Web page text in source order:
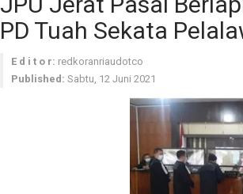
PD Tuah Sekata
E d i t o r: redkoranriaudotco
Published: Sabtu, 12 Juni 2021